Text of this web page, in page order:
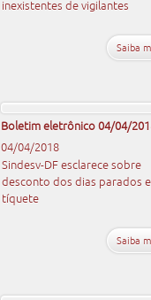
inexistentes de vigilantes
Saiba
Boletim eletrônico 04/04/
04/04/2018
Sindesv-DF esclarece sobre
desconto dos dias parados
tíquete
Saiba